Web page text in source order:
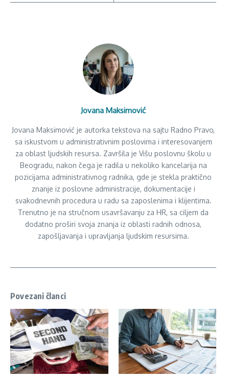
Jovana Maksimović
Jovana Maksimović je autorka tekstova na sajtu Radno Pravo,
sa iskustvom u administrativnim poslovima i interesovanjem
za oblast ljudskih resursa. Završila je Višu poslovnu školu u
Beogradu, nakon čega je radila u nekoliko kancelarija na
pozicijama administrativnog radnika, gde je stekla praktično
znanje iz poslovne administracije, dokumentacije i
svakodnevnih procedura u radu sa zaposlenima i klijentima.
Trenutno je na stručnom usavršavanju za HR, sa ciljem da
dodatno proširi svoja znanja iz oblasti radnih odnosa,
zapošljavanja i upravljanja ljudskim resursima.
Povezani članci